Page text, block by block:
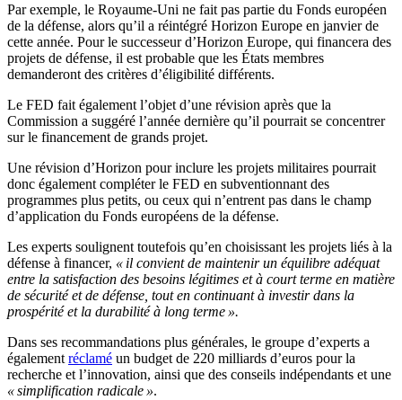
Par exemple, le Royaume-Uni ne fait pas partie du Fonds européen
de la défense, alors qu’il a réintégré Horizon Europe en janvier de
cette année. Pour le successeur d’Horizon Europe, qui financera des
projets de défense, il est probable que les États membres
demanderont des critères d’éligibilité différents.
Le FED fait également l’objet d’une révision après que la
Commission a suggéré l’année dernière qu’il pourrait se concentrer
sur le financement de grands projet.
Une révision d’Horizon pour inclure les projets militaires pourrait
donc également compléter le FED en subventionnant des
programmes plus petits, ou ceux qui n’entrent pas dans le champ
d’application du Fonds européens de la défense.
Les experts soulignent toutefois qu’en choisissant les projets liés à la
défense à financer, « il convient de maintenir un équilibre adéquat
entre la satisfaction des besoins légitimes et à court terme en matière
de sécurité et de défense, tout en continuant à investir dans la
prospérité et la durabilité à long terme ».
Dans ses recommandations plus générales, le groupe d’experts a
également réclamé un budget de 220 milliards d’euros pour la
recherche et l’innovation, ainsi que des conseils indépendants et une
« simplification radicale ».